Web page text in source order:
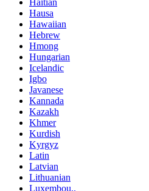
Haitian
Hausa
Hawaiian
Hebrew
Hmong
Hungarian
Icelandic
Igbo
Javanese
Kannada
Kazakh
Khmer
Kurdish
Kyrgyz
Latin
Latvian
Lithuanian
Luxembou..